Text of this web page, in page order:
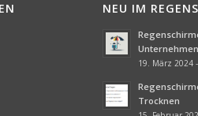
NEU IM
19. März 2024
Trocknen